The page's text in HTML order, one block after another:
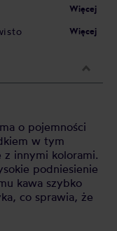
Więcej
Więcej
o pojemności
w tym
z innymi kolorami.
podniesienie
kawa szybko
co sprawia, że